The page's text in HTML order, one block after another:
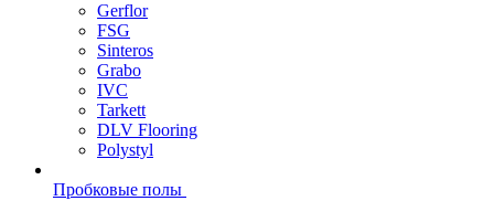
Gerflor
FSG
Sinteros
Grabo
IVC
Tarkett
DLV Flooring
Polystyl
Пробковые полы